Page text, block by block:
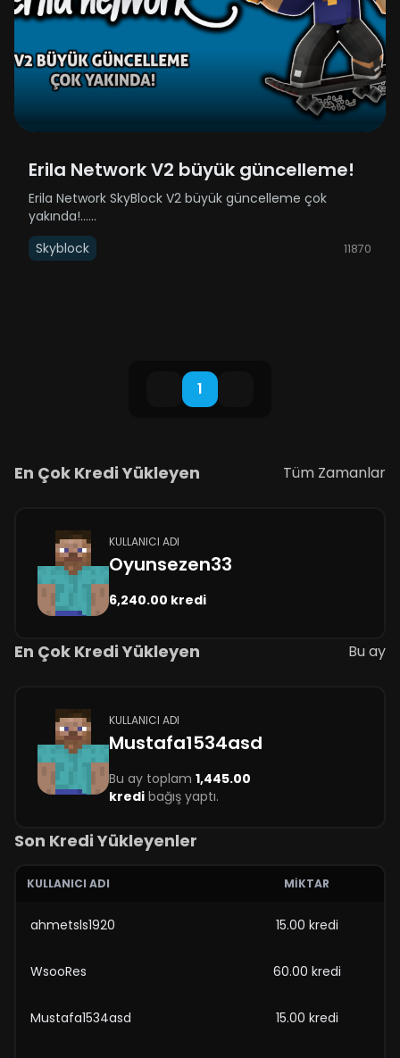
Erila Network V2 büyük güncelleme!
Erila Network SkyBlock V2 büyük güncelleme çok
yakında!......
Skyblock
11870
1
En Çok Kredi Yükleyen Tüm Zamanlar
KULLANICI ADI
Oyunsezen33
6,240.00 kredi
En Çok Kredi Yükleyen Bu ay
KULLANICI ADI
Mustafa1534asd
Bu ay toplam 1,445.00
kredi bağış yaptı.
Son Kredi Yükleyenler
KULLANICI ADI MIKTAR
ahmetsls1920 15.00 kredi
WsooRes 60.00 kredi
Mustafa1534asd 15.00 kredi